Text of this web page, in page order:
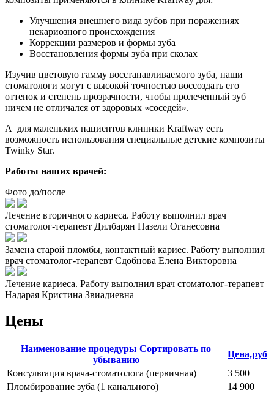
Улучшения внешнего вида зубов при поражениях
некариозного происхождения
Коррекции размеров и формы зуба
Восстановления формы зуба при сколах
Изучив цветовую гамму восстанавливаемого зуба, наши
стоматологи могут с высокой точностью воссоздать его
оттенок и степень прозрачности, чтобы пролеченный зуб
ничем не отличался от здоровых «соседей».
А для маленьких пациентов клиники Kraftway есть
возможность использования специальные детские композиты
Twinky Star.
Работы наших врачей:
Фото до/после
Лечение вторичного кариеса. Работу выполнил врач
стоматолог-терапевт Дилбарян Назели Оганесовна
Замена старой пломбы, контактный кариес. Работу выполнил
врач стоматолог-терапевт Сдобнова Елена Викторовна
Лечение кариеса. Работу выполнил врач стоматолог-терапевт
Надарая Кристина Звиадиевна
Цены
Наименование процедуры Сортировать по
убыванию
Цена,руб
Консультация врача-стоматолога (первичная)
3 500
Пломбирование зуба (1 канального)
14 900